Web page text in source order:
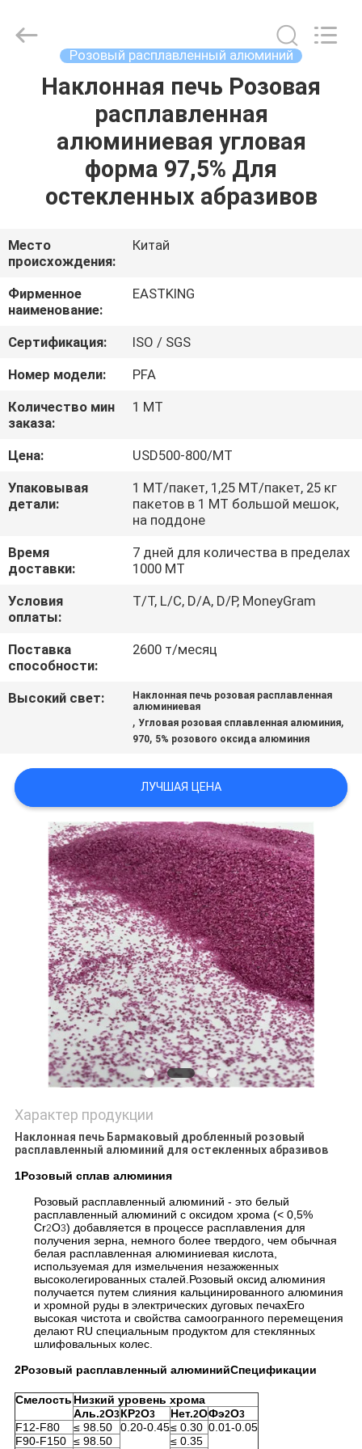
ДОМ
ПРОДУКТЫ
ПУТЕШЕСТВИЕ
ФАБРИКИ
ПРОВЕРКА
КАЧЕСТВА
СВЯЖИТЕСЬ
МЫ
НОВОСТИ
СЛУЧАИ
КАРТА
PRIVACY
Розовый расплавленный алюминий
Наклонная печь Розовая
расплавленная
алюминиевая угловая
форма 97,5% Для
остекленных абразивов
Место
происхождения:
Китай
Фирменное
наименование:
EASTKING
Сертификация:
ISO / SGS
Номер модели:
PFA
Количество мин
заказа:
1 МТ
Цена:
USD500-800/MT
Упаковывая
детали:
1 МТ/пакет, 1,25 МТ/пакет, 25 кг
пакетов в 1 МТ большой мешок,
на поддоне
Время
доставки:
7 дней для количества в пределах
1000 МТ
Условия
оплаты:
T/T, L/C, D/A, D/P, MoneyGram
Поставка
способности:
2600 т/месяц
Высокий свет:
Наклонная печь розовая расплавленная
алюминиевая
,Угловая розовая сплавленная алюминия,
970, 5% розового оксида алюминия
ЛУЧШАЯ ЦЕНА
Характер продукции
Наклонная печь Бармаковый дробленный розовый
расплавленный алюминий для остекленных абразивов
1Розовый сплав алюминия
Розовый расплавленный алюминий - это белый
расплавленный алюминий с оксидом хрома (< 0,5%
Cr2О3) добавляется в процессе расплавления для
получения зерна, немного более твердого, чем обычная
белая расплавленная алюминиевая кислота,
используемая для измельчения незажженных
высоколегированных сталей.Розовый оксид алюминия
получается путем слияния кальцинированного алюминия
и хромной руды в электрических дуговых печахЕго
высокая чистота и свойства самоогранного перемещения
делают RU специальным продуктом для стеклянных
шлифовальных колес.
2Розовый расплавленный алюминийСпецификации
Смелость Низкий уровень хрома
Аль.2О3КР2О3 Нет.2ОФэ2О3
F12-F80 ≤ 98.50 0.20-0.45≤ 0.30 0.01-0.05
F90-F150 ≤ 98.50
≤ 0.35